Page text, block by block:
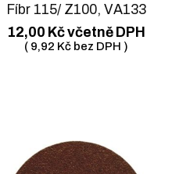
Fíbr 115/ Z100, VA133
12,00 Kčvčetně DPH
( 9,92 Kčbez DPH )